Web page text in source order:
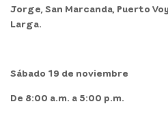
Jorge, San Marcanda, Puerto
Larga.
Sábado 19 de noviembre
De 8:00 a.m. a 5:00 p.m.